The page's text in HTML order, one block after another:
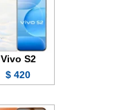
Vivo S2
420 $